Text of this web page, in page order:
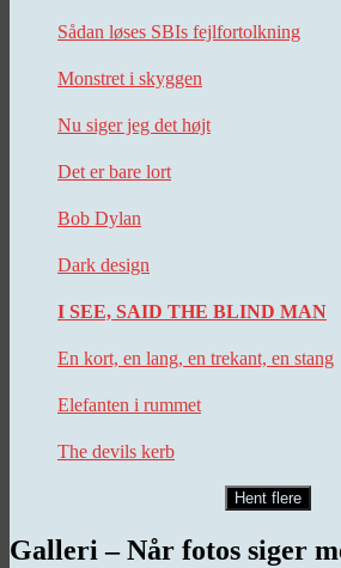
Sådan løses SBIs fejlfortolkning
Monstret i skyggen
Nu siger jeg det højt
Det er bare lort
Bob Dylan
Dark design
I SEE, SAID THE BLIND MAN
En kort, en lang, en trekant, en stang
Elefanten i rummet
The devils kerb
Hent flere
Galleri – Når fotos siger